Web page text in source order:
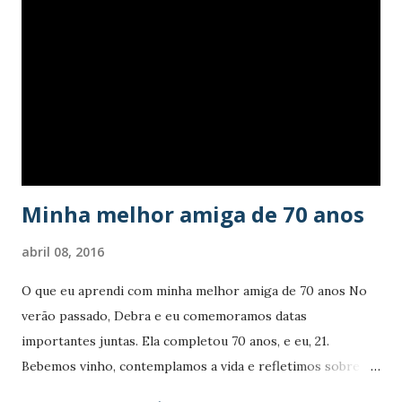
Minha melhor amiga de 70 anos
abril 08, 2016
O que eu aprendi com minha melhor amiga de 70 anos No
verão passado, Debra e eu comemoramos datas
importantes juntas. Ela completou 70 anos, e eu, 21.
Bebemos vinho, contemplamos a vida e refletimos sobre